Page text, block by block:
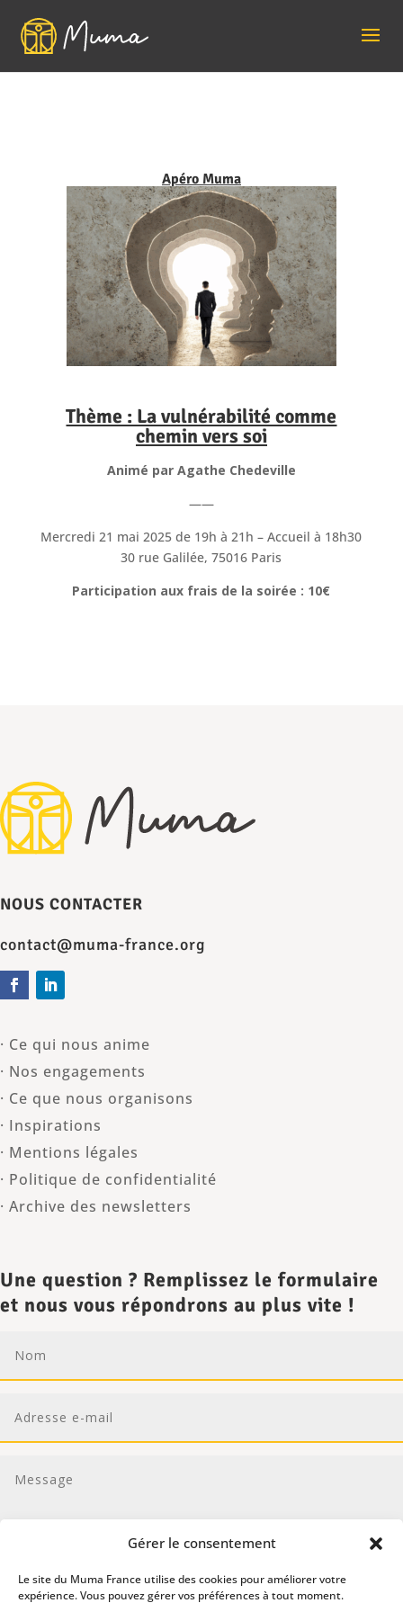
Gérer le consentement
Le site du Muma France utilise des cookies pour améliorer votre
expérience. Vous pouvez gérer vos préférences à tout moment.
Apéro Muma
Thème : La vulnérabilité comme
chemin vers soi
Animé par Agathe Chedeville
——
Mercredi 21 mai 2025 de 19h à 21h – Accueil à 18h30
30 rue Galilée, 75016 Paris
Participation aux frais de la soirée : 10€
NOUS CONTACTER
contact@muma-france.org
· Ce qui nous anime
· Nos engagements
· Ce que nous organisons
· Inspirations
· Mentions légales
· Politique de confidentialité
· Archive des newsletters
Une question ? Remplissez le formulaire
et nous vous répondrons au plus vite !